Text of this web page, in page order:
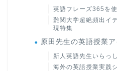
英語フレーズ365を
難関大学超絶頻出イ
現特集
原田先生の英語授業
新人英語先生いらっ
海外の英語授業実践